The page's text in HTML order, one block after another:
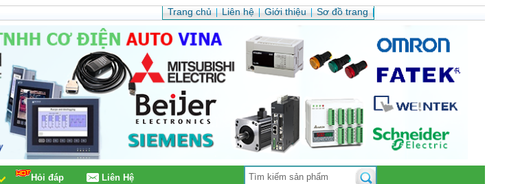
Trang chủ Liên hệ Giới thiệu Sơ đồ trang
Hỏi đáp Liên Hệ